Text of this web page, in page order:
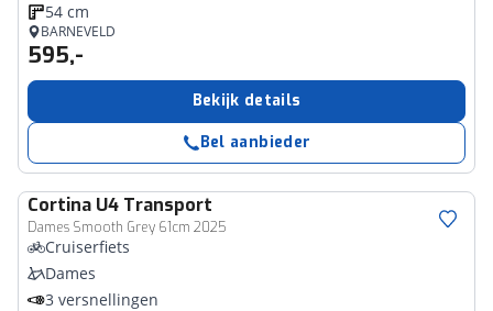
54 cm
BARNEVELD
595,-
Bekijk details
Bel aanbieder
Cortina U4 Transport
Dames Smooth Grey 61cm 2025
Cruiserfiets
Dames
3 versnellingen